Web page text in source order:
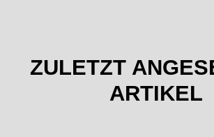
ZULETZT
ARTIKEL